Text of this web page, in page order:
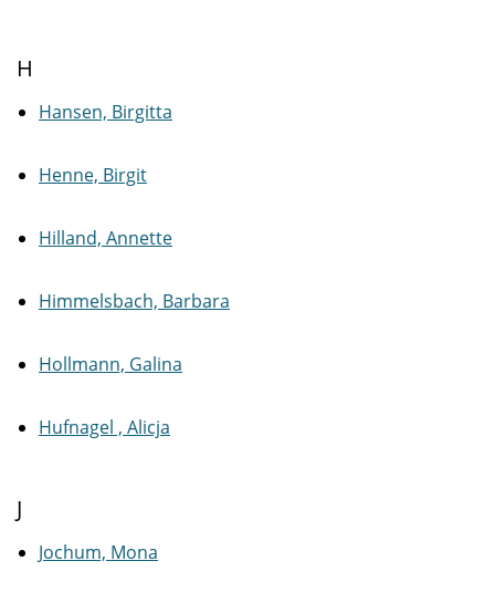
H
Hansen, Birgitta
Henne, Birgit
Hilland, Annette
Himmelsbach, Barbara
Hollmann, Galina
Hufnagel , Alicja
J
Jochum, Mona